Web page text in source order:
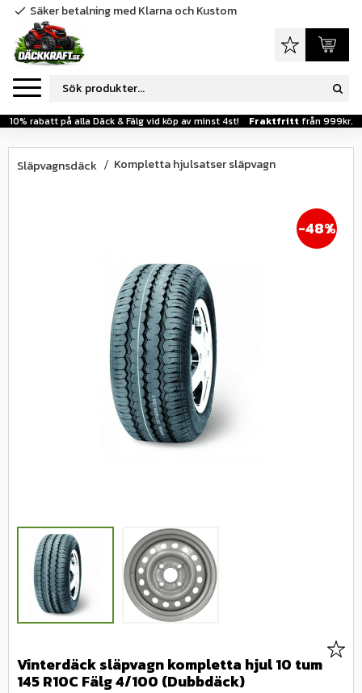
Meny
10% rabatt på alla Däck & Fälg vid köp av minst 4st! Fraktfritt från 999kr.
check Säker betalning med Klarna och Kustom
Favoriter
Släpvagnsdäck Kompletta hjulsatser släpvagn
48%
Vinterdäck släpvagn kompletta hjul 10 tum
145 R10C Fälg 4/100 (Dubbdäck)